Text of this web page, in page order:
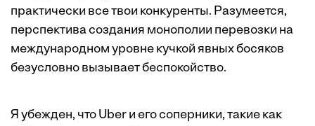
практически все твои конкуренты. Разумеется,
перспектива создания монополии перевозки на
международном уровне кучкой явных босяков
безусловно вызывает беспокойство.
Я убежден, что Uber и его соперники, такие как